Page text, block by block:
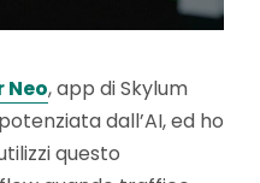
Neo, app di Skylum
dall’AI, ed ho
questo